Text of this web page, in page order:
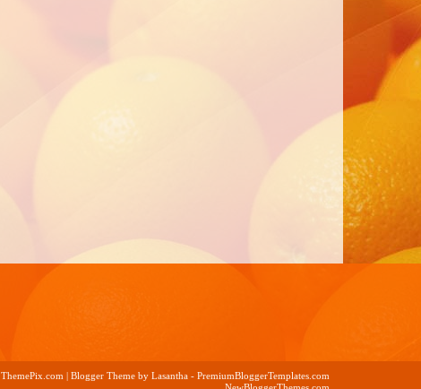
ThemePix.com | Blogger Theme by Lasantha - PremiumBloggerTemplates.com